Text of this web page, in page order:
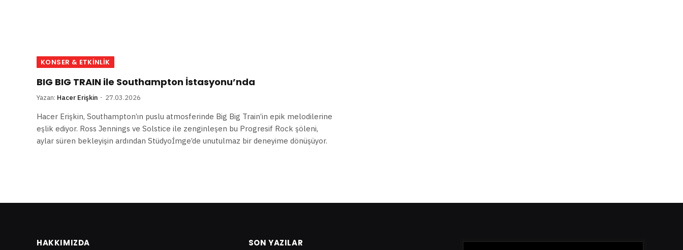
KONSER & ETKINLIK
BIG BIG TRAIN ile Southampton İstasyonu’nda
Yazan: Hacer Erişkin 27.03.2026
Hacer Erişkin, Southampton’ın puslu atmosferinde Big Big Train’in epik melodilerine
eşlik ediyor. Ross Jennings ve Solstice ile zenginleşen bu Progresif Rock şöleni,
aylar süren bekleyişin ardından Stüdyoİmge’de unutulmaz bir deneyime dönüşüyor.
HAKKIMIZDA SON YAZILAR